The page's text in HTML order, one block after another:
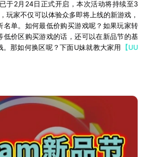
于2月24日正式开启，本次活动将持续至3
玩家不仅可以体验众多即将上线的新游戏，
名单。如何最低价购买游戏呢？如果玩家转
低价区购买游戏的话，还可以在新品节的基
。那如何换区呢？下面U妹就教大家用
【UU